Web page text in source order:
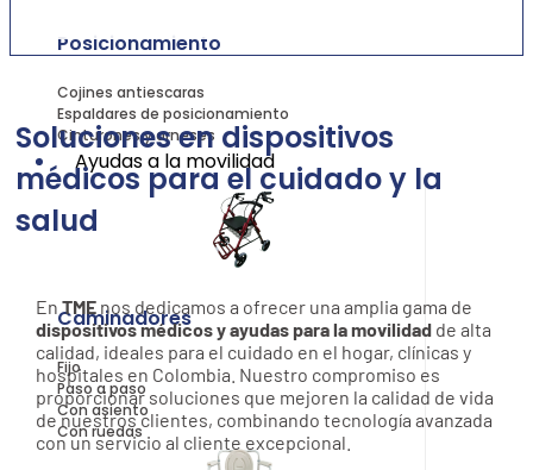
Posicionamiento
Cojines antiescaras
Espaldares de posicionamiento
Cinturones y arneses
Ayudas a la movilidad
Caminadores
Fijo
Paso a paso
Con asiento
Con ruedas
Soluciones en dispositivos
médicos para el cuidado y la
salud
EnTMEnos dedicamos a ofrecer una amplia gama de
dispositivos médicos y ayudas para la movilidadde alta
calidad, ideales para el cuidado en el hogar, clínicas y
hospitales en Colombia. Nuestro compromiso es
proporcionar soluciones que mejoren la calidad de vida
de nuestros clientes, combinando tecnología avanzada
con un servicio al cliente excepcional.